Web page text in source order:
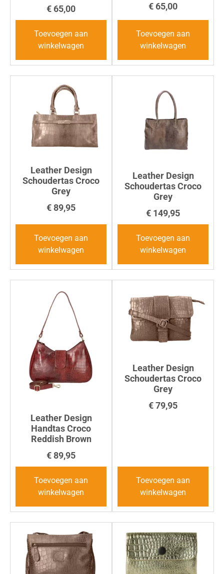
€ 65,00
Toevoegen aan
winkelwagen
€ 65,00
Toevoegen aan
winkelwagen
Leather Design
Schoudertas Croco
Grey
€ 89,95
Toevoegen aan
winkelwagen
Leather Design
Schoudertas Croco
Grey
€ 149,95
Toevoegen aan
winkelwagen
Leather Design
Handtas Croco
Reddish Brown
€ 89,95
Toevoegen aan
winkelwagen
Leather Design
Schoudertas Croco
Grey
€79,95
Toevoegen aan
winkelwagen